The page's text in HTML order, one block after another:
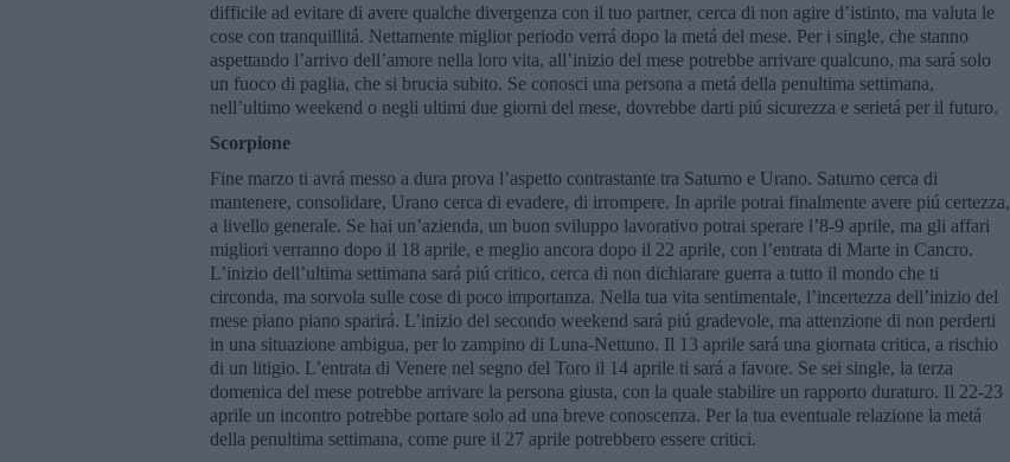
difficile ad evitare di avere qualche divergenza con il tuo partner, cerca di non agire d’istinto, ma valuta le
cose con tranquillitá. Nettamente miglior periodo verrá dopo la metá del mese. Per i single, che stanno
aspettando l’arrivo dell’amore nella loro vita, all’inizio del mese potrebbe arrivare qualcuno, ma sará solo
un fuoco di paglia, che si brucia subito. Se conosci una persona a metá della penultima settimana,
nell’ultimo weekend o negli ultimi due giorni del mese, dovrebbe darti piú sicurezza e serietá per il futuro.
Scorpione
Fine marzo ti avrá messo a dura prova l’aspetto contrastante tra Saturno e Urano. Saturno cerca di
mantenere, consolidare, Urano cerca di evadere, di irrompere. In aprile potrai finalmente avere piú certezza,
a livello generale. Se hai un’azienda, un buon sviluppo lavorativo potrai sperare l’8-9 aprile, ma gli affari
migliori verranno dopo il 18 aprile, e meglio ancora dopo il 22 aprile, con l’entrata di Marte in Cancro.
L’inizio dell’ultima settimana sará piú critico, cerca di non dichiarare guerra a tutto il mondo che ti
circonda, ma sorvola sulle cose di poco importanza. Nella tua vita sentimentale, l’incertezza dell’inizio del
mese piano piano sparirá. L’inizio del secondo weekend sará piú gradevole, ma attenzione di non perderti
in una situazione ambigua, per lo zampino di Luna-Nettuno. Il 13 aprile sará una giornata critica, a rischio
di un litigio. L’entrata di Venere nel segno del Toro il 14 aprile ti sará a favore. Se sei single, la terza
domenica del mese potrebbe arrivare la persona giusta, con la quale stabilire un rapporto duraturo. Il 22-23
aprile un incontro potrebbe portare solo ad una breve conoscenza. Per la tua eventuale relazione la metá
della penultima settimana, come pure il 27 aprile potrebbero essere critici.